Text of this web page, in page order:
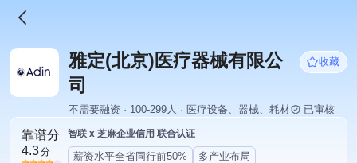
雅定(北京)医疗器械有限公
司
收藏
不需要融资 · 100-299人 · 医疗设备、器械、耗材 已审核
靠谱分
4.3分
智联 x 芝麻企业信用 联合认证
薪资水平全省同行前50%
多产业布局